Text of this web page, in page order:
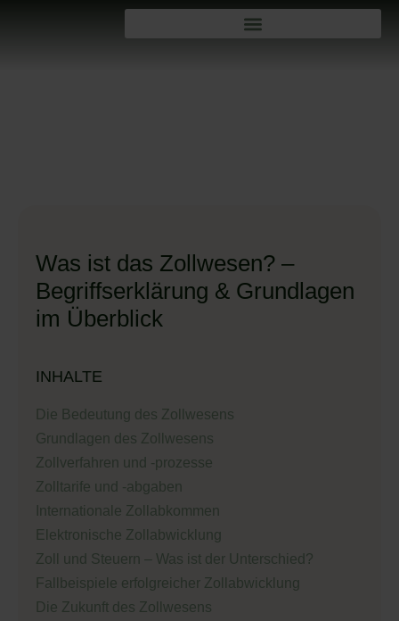
Was ist das Zollwesen? –
Begriffserklärung & Grundlagen
im Überblick
INHALTE
Die Bedeutung des Zollwesens
Grundlagen des Zollwesens
Zollverfahren und -prozesse
Zolltarife und -abgaben
Internationale Zollabkommen
Elektronische Zollabwicklung
Zoll und Steuern – Was ist der Unterschied?
Fallbeispiele erfolgreicher Zollabwicklung
Die Zukunft des Zollwesens